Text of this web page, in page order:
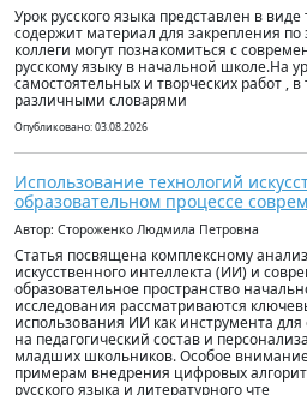
Урок русского языка представлен в
содержит материал для закрепления
коллеги могут познакомиться с
русскому языку в начальной школе.На
самостоятельных и творческих работ , в
различными словарями
Опубликовано: 03.08.2026
Использование технологий
образовательном процессе
Автор: Стороженко Людмила Петровна
Статья посвящена комплексному
искусственного интеллекта (ИИ) и
образовательное пространство
исследования рассматриваются
использования ИИ как инструмента
на педагогический состав и
младших школьников. Особое
примерам внедрения цифровых
русского языка и литературного чте